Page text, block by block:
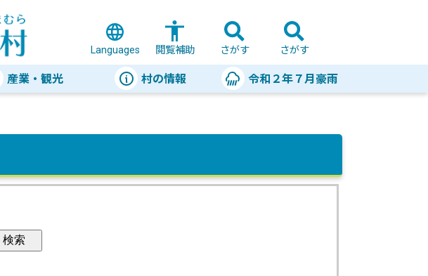
Languages 閲覧補助 さがす さがす
産業・観光 村の情報 令和２年７月豪雨